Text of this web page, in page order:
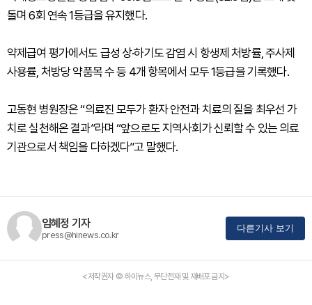
돌며 6회 연속 1등급을 유지했다.
약제급여 평가에서도 급성 상·하기도 감염 시 항생제 처방률, 주사제
사용률, 처방당 약품목 수 등 4개 항목에서 모두 1등급을 기록했다.
고동현 병원장은 “의료진 모두가 환자 안전과 치료의 질을 최우선 가
치로 실천해온 결과”라며 “앞으로도 지역사회가 신뢰할 수 있는 의료
기관으로서 책임을 다하겠다”고 말했다.
임혜정 기자
press@hinews.co.kr
다른기사 보기
<저작권자 © 하이뉴스, 무단전재 및 재배포 금지>